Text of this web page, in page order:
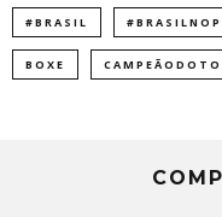
#BRASIL
BOXE